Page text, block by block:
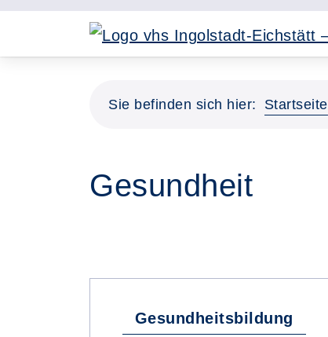
Sie befinden sich hier: Startseite
Gesundheit
Gesundheitsbildung